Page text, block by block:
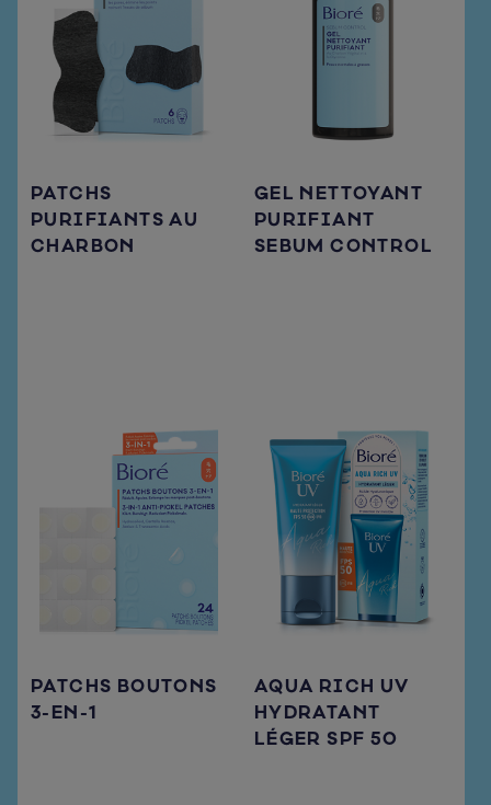
PATCHS
PURIFIANTS AU
CHARBON
GEL NETTOYANT
PURIFIANT
SEBUM CONTROL
PATCHS BOUTONS
3-EN-1
AQUA RICH UV
HYDRATANT
LÉGER SPF 50